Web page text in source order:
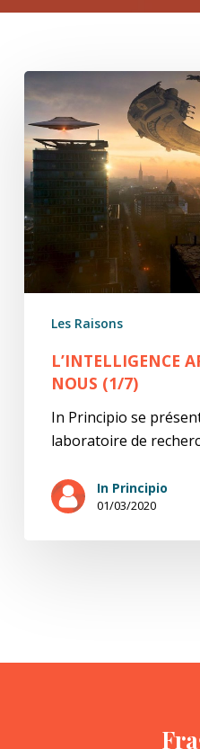
L’Intelligence
Artificielle
et
Nous
(1/7)
Les Raisons
L’INTELLIGENCE
NOUS (1/7)
In Principio se
laboratoire de
In Principio
01/03/2020